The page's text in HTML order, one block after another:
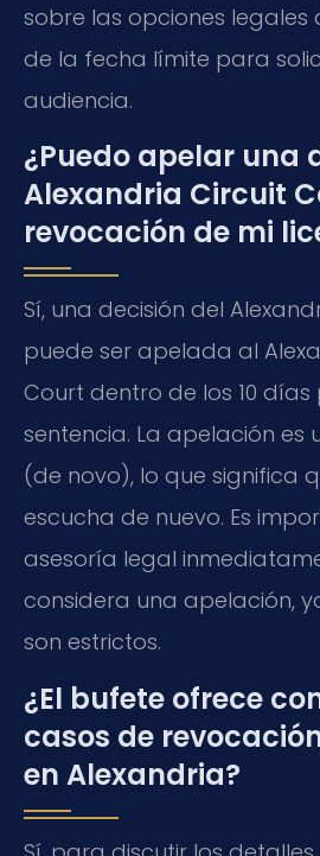
sobre las opciones legales
de la fecha límite para
audiencia.
¿Puedo apelar una
Alexandria Circuit
revocación de mi
Sí, una decisión del
puede ser apelada al
Court dentro de los 10 días
sentencia. La apelación es
(de novo), lo que significa
escucha de nuevo. Es
asesoría legal
considera una apelación,
son estrictos.
¿El bufete ofrece
casos de
en Alexandria?